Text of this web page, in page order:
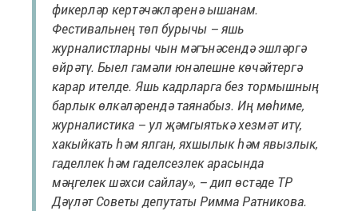
фикерләр кертәчәкләренә ышанам.
Фестивальнең төп бурычы – яшь
журналистларны чын мәгънәсендә эшләргә
өйрәтү. Быел гамәли юнәлешне көчәйтергә
карар ителде. Яшь кадрларга без тормышның
барлык өлкәләрендә таянабыз. Иң мөһиме,
журналистика – ул җәмгыятькә хезмәт итү,
хакыйкать һәм ялган, яхшылык һәм явызлык,
гаделлек һәм гаделсезлек арасында
мәңгелек шәхси сайлау», – дип өстәде ТР
Дәүләт Советы депутаты Римма Ратникова.